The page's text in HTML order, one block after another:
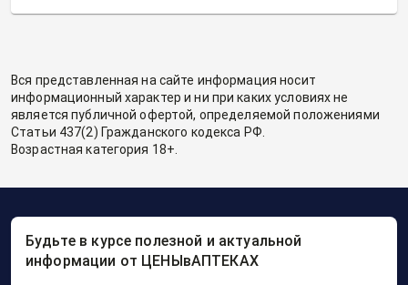
Вся представленная на сайте информация носит
информационный характер и ни при каких условиях не
является публичной офертой, определяемой положениями
Статьи 437(2) Гражданского кодекса РФ.
Возрастная категория 18+.
Будьте в курсе полезной и актуальной
информации от ЦЕНЫвАПТЕКАХ